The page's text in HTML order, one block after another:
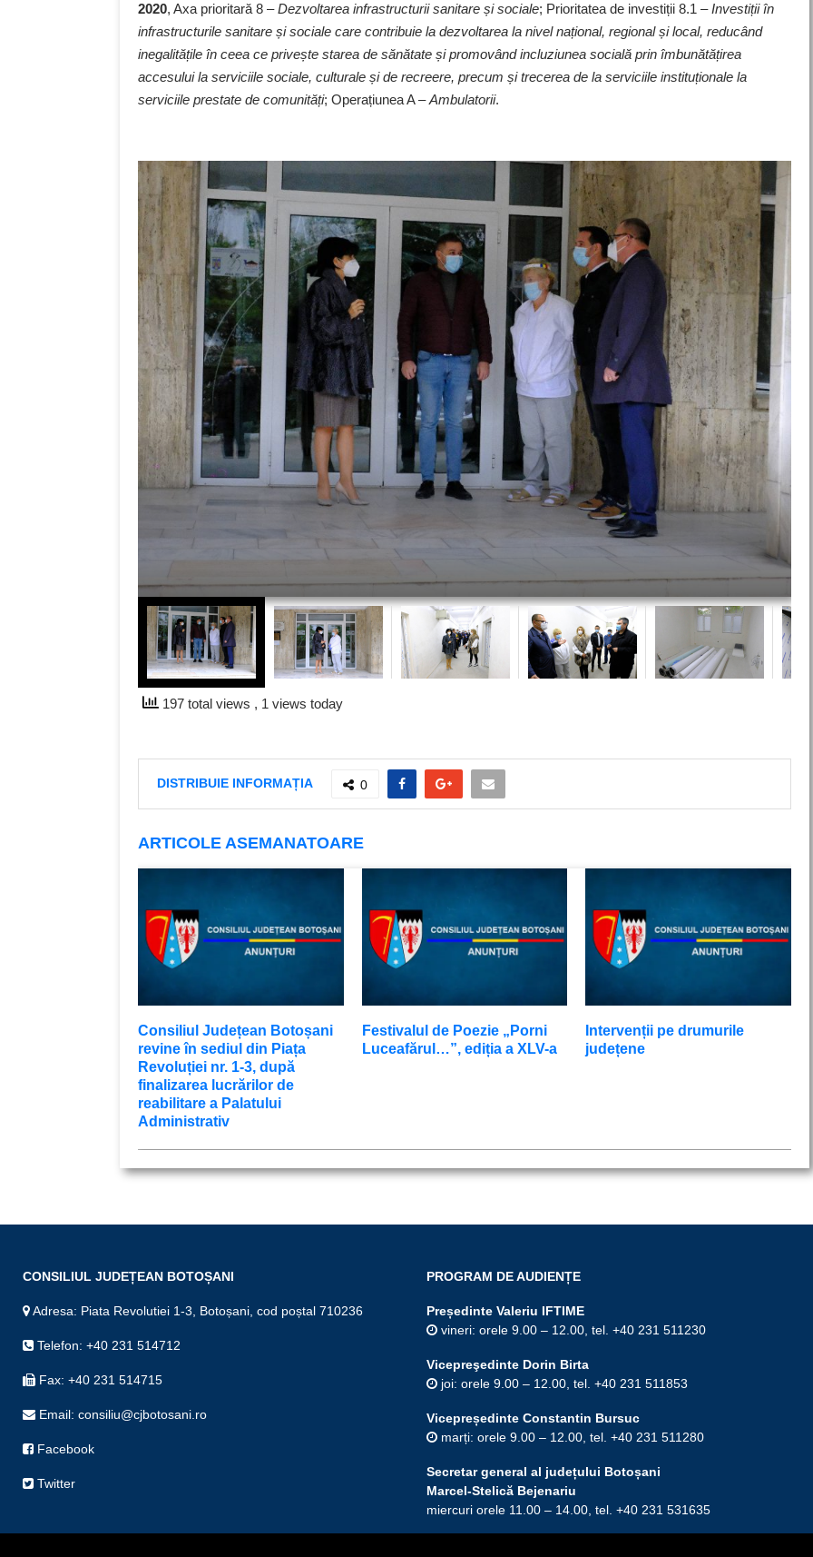
2020, Axa prioritară 8 –Dezvoltarea infrastructurii sanitare și sociale; Prioritatea de investiții 8.1 –Investiții în
infrastructurile sanitare și sociale care contribuie la dezvoltarea la nivel național, regional și local, reducând
inegalitățile în ceea ce privește starea de sănătate și promovând incluziunea socială prin îmbunătățirea
accesului la serviciile sociale, culturale și de recreere, precum și trecerea de la serviciile instituționale la
serviciile prestate de comunități; Operațiunea A –Ambulatorii.
197 total views , 1 views today
DISTRIBUIE INFORMAȚIA 0
ARTICOLE ASEMANATOARE
Consiliul Județean Botoșani
revine în sediul din Piața
Revoluției nr. 1-3, după
finalizarea lucrărilor de
reabilitare a Palatului
Administrativ
Festivalul de Poezie „Porni
Luceafărul…”, ediția a XLV-a
Intervenții pe drumurile
județene
CONSILIUL JUDEȚEAN BOTOȘANI
Adresa: Piata Revolutiei 1-3, Botoșani, cod poștal 710236
Telefon: +40 231 514712
Fax: +40 231 514715
Email: consiliu@cjbotosani.ro
Facebook
Twitter
PROGRAM DE AUDIENȚE
Președinte Valeriu IFTIME
vineri: orele 9.00 – 12.00, tel. +40 231 511230
Vicepreşedinte Dorin Birta
joi: orele 9.00 – 12.00, tel. +40 231 511853
Vicepreședinte Constantin Bursuc
marți: orele 9.00 – 12.00, tel. +40 231 511280
Secretar general al județului Botoșani
Marcel-Stelică Bejenariu
miercuri orele 11.00 – 14.00, tel. +40 231 531635